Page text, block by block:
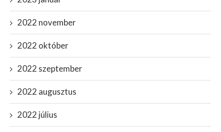
2022 november
2022 október
2022 szeptember
2022 augusztus
2022 július